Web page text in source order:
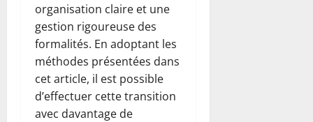
organisation claire et une
gestion rigoureuse des
formalités. En adoptant les
méthodes présentées dans
cet article, il est possible
d’effectuer cette transition
avec davantage de